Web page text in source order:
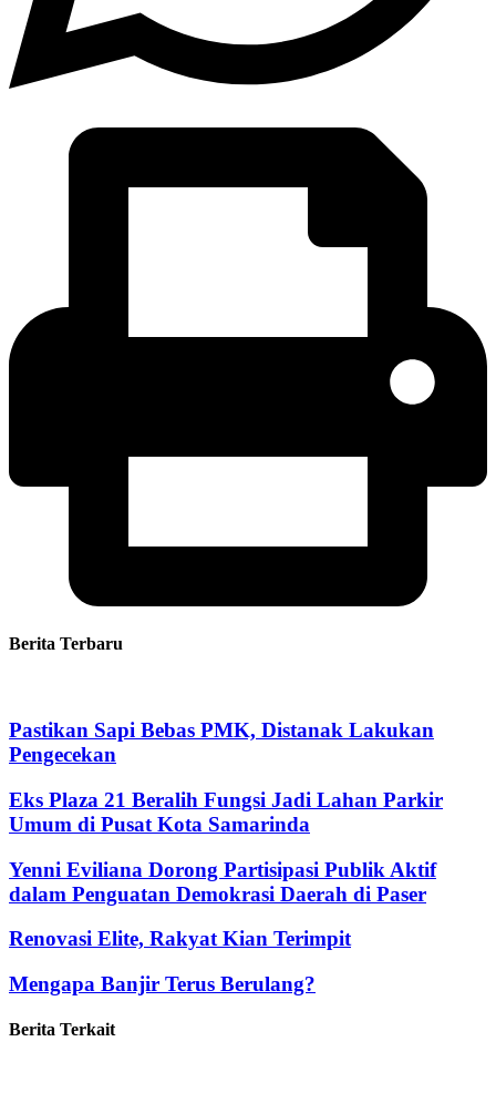
Berita Terbaru
Pastikan Sapi Bebas PMK, Distanak Lakukan
Pengecekan
Eks Plaza 21 Beralih Fungsi Jadi Lahan Parkir
Umum di Pusat Kota Samarinda
Yenni Eviliana Dorong Partisipasi Publik Aktif
dalam Penguatan Demokrasi Daerah di Paser
Renovasi Elite, Rakyat Kian Terimpit
Mengapa Banjir Terus Berulang?
Berita Terkait